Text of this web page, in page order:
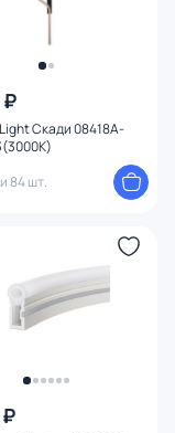
₽
Скади 08418A-
84 шт.